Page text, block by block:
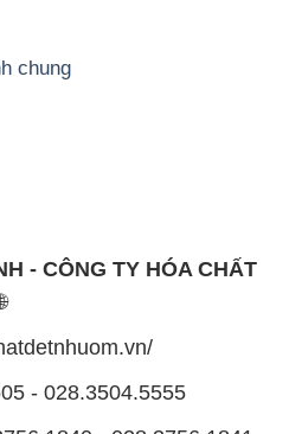
- CÔNG TY HÓA CHẤT
- 028.3756.1841-